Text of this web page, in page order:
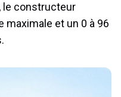
le constructeur
et un 0 à 96